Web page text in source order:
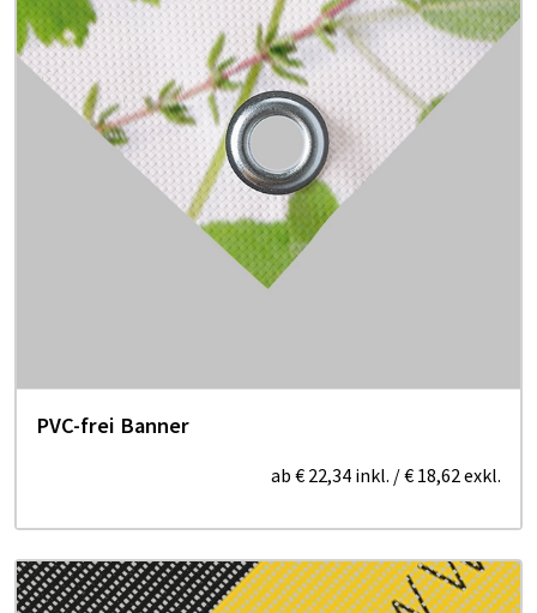
PVC-frei Banner
ab € 22,34 inkl. /€ 18,62exkl.